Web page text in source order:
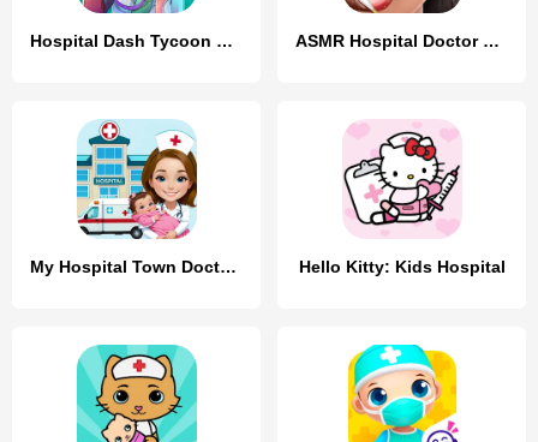
Hospital Dash Tycoon Simulator ASMR Hospital Doctor Games
My Hospital Town Doctor Games Hello Kitty: Kids Hospital